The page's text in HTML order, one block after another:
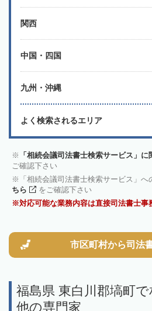
関西
中国・四国
九州・沖縄
よく検索されるエリア
「相続会議司法書士検索サービス」
ご確認下さい
「相続会議司法書士検索サービス」
ちら
をご確認下さい
対応可能な業務内容は直接司法書士
市区町村から司法
福島県 東白川郡塙町
他の専門家